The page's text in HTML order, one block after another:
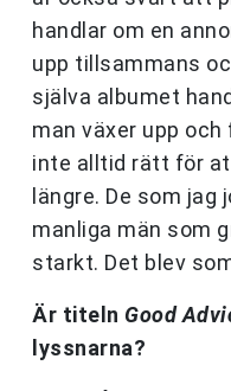
handlar om en
upp tillsammans
själva albumet
man växer upp
inte alltid rätt för
längre. De som jag
manliga män som
starkt. Det blev
Är titeln Good
lyssnarna?